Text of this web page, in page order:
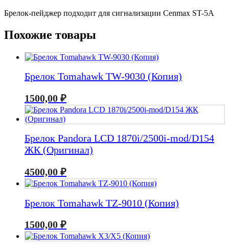
5A
Брелок-пейджер подходит для сигнализации Cenmax ST-5A
Похожие товары
Брелок Tomahawk TW-9030 (Копия)
1500,00 ₽
Брелок Pandora LCD 1870i/2500i-mod/D154
ЖК (Оригинал)
4500,00 ₽
Брелок Tomahawk TZ-9010 (Копия)
1500,00 ₽